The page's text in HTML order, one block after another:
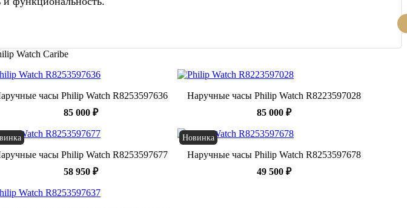
Watch Caribe
часы Philip Watch R8253597636
85 000 ₽
Наручные часы Philip Watch R8223597028
85 000 ₽
часы Philip Watch R8253597677
58 950 ₽
Новинка
Наручные часы Philip Watch R8253597678
49 500 ₽